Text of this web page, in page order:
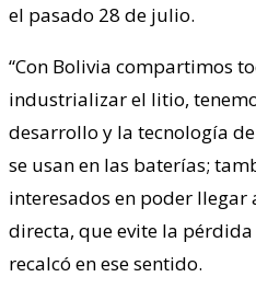
el pasado 28 de julio.
“Con Bolivia compartimos
industrializar el litio,
desarrollo y la tecnología
se usan en las baterías;
interesados en poder llegar
directa, que evite la pérdida
recalcó en ese sentido.